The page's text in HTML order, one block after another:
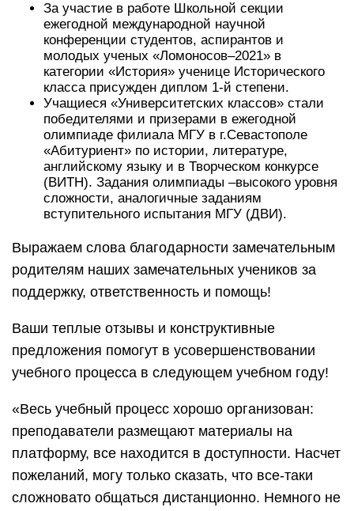
За участие в работе Школьной секции
ежегодной международной научной
конференции студентов, аспирантов и
молодых ученых «Ломоносов–2021» в
категории «История» ученице Исторического
класса присужден диплом 1-й степени.
Учащиеся «Университетских классов» стали
победителями и призерами в ежегодной
олимпиаде филиала МГУ в г.Севастополе
«Абитуриент» по истории, литературе,
английскому языку и в Творческом конкурсе
(ВИТН). Задания олимпиады –высокого уровня
сложности, аналогичные заданиям
вступительного испытания МГУ (ДВИ).
Выражаем слова благодарности замечательным
родителям наших замечательных учеников за
поддержку, ответственность и помощь!
Ваши теплые отзывы и конструктивные
предложения помогут в усовершенствовании
учебного процесса в следующем учебном году!
«Весь учебный процесс хорошо организован:
преподаватели размещают материалы на
платформу, все находится в доступности. Насчет
пожеланий, могу только сказать, что все-таки
сложновато общаться дистанционно. Немного не